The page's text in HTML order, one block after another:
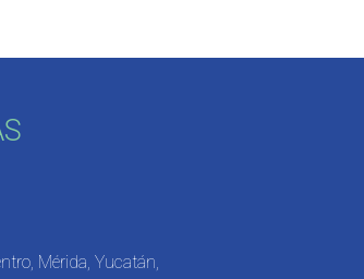
Mérida, Yucatán,